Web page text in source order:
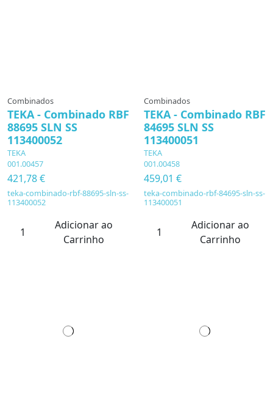
Combinados
TEKA - Combinado RBF
88695 SLN SS
113400052
TEKA
001.00457
421,78 €
teka-combinado-rbf-88695-sln-ss-
113400052
Adicionar ao
Carrinho
Combinados
TEKA - Combinado RBF
84695 SLN SS
113400051
TEKA
001.00458
459,01 €
teka-combinado-rbf-84695-sln-ss-
113400051
Adicionar ao
Carrinho